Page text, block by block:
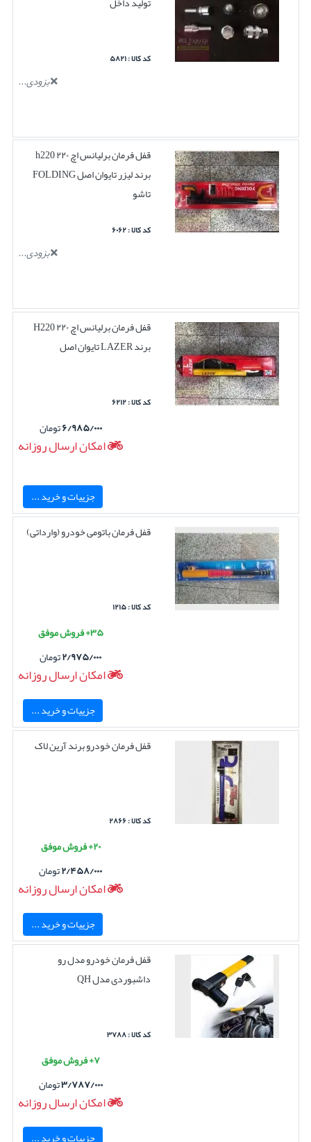
کد کالا : ۵۸۲۱
بزودی...
قفل فرمان برلیانس اچ ۲۲۰ h220
برند لیزر تایوان اصل FOLDING
تاشو
کد کالا : ۶۰۶۲
بزودی...
قفل فرمان برلیانس اچ ۲۲۰ H220
برند LAZER تایوان اصل
کد کالا : ۶۲۱۲
۶/۹۸۵/۰۰۰تومان
امکان ارسال روزانه
جزییات و خرید ...
قفل فرمان باتومی خودرو (وارداتی)
کد کالا : ۱۲۱۵
۳۵+ فروش موفق
۲/۹۷۵/۰۰۰تومان
امکان ارسال روزانه
جزییات و خرید ...
قفل فرمان خودرو برند آرین لاک
کد کالا : ۲۸۶۶
۲۰+ فروش موفق
۲/۴۵۸/۰۰۰تومان
امکان ارسال روزانه
جزییات و خرید ...
قفل فرمان خودرو مدل رو
داشبوردی مدل QH
کد کالا : ۳۷۸۸
۷+ فروش موفق
۳/۷۸۷/۰۰۰تومان
امکان ارسال روزانه
جزییات و خرید ...